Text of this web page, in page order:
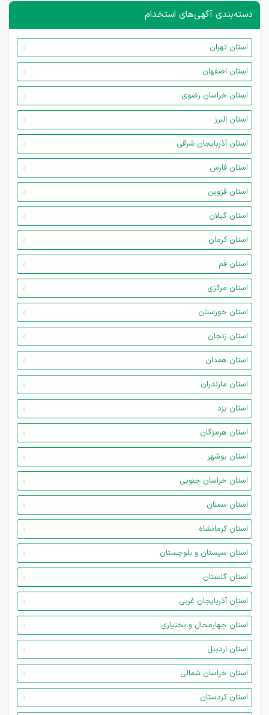
دسته‌بندی آگهی‌های استخدام
استان تهران
استان اصفهان
استان خراسان رضوی
استان البرز
استان آذربایجان شرقی
استان فارس
استان قزوین
استان گیلان
استان کرمان
استان قم
استان مرکزی
استان خوزستان
استان زنجان
استان همدان
استان مازندران
استان یزد
استان هرمزگان
استان بوشهر
استان خراسان جنوبی
استان سمنان
استان کرمانشاه
استان سیستان و بلوچستان
استان گلستان
استان آذربایجان غربی
استان چهارمحال و بختیاری
استان اردبیل
استان خراسان شمالی
استان کردستان